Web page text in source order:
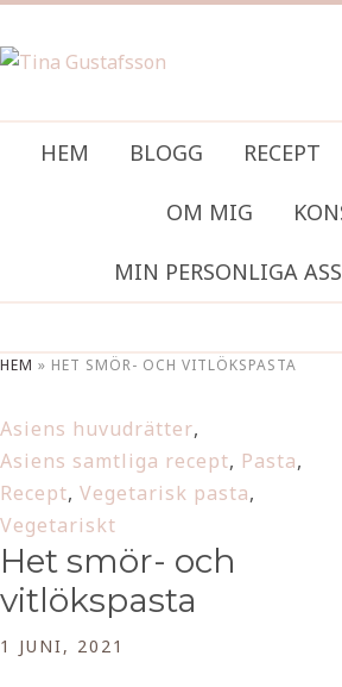
HEM BLOGG RECEPT
OM MIG
MIN PERSONLIGA
HEM » HET SMÖR- OCH VITLÖKSPASTA
Asiens huvudrätter,
Asiens samtliga recept, Pasta,
Recept, Vegetarisk pasta,
Vegetariskt
Het smör- och
vitlökspasta
1 JUNI, 2021